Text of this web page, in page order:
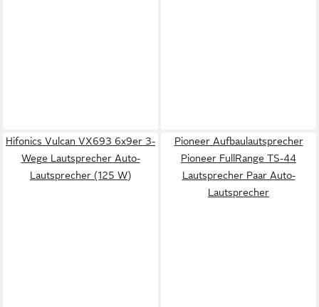
Hifonics Vulcan VX693 6x9er 3-
Wege Lautsprecher Auto-
Lautsprecher (125 W)
Pioneer Aufbaulautsprecher
Pioneer FullRange TS-44
Lautsprecher Paar Auto-
Lautsprecher